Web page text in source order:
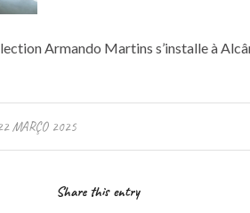
Armando Martins s’installe à
MARÇO 2025
Share this entry